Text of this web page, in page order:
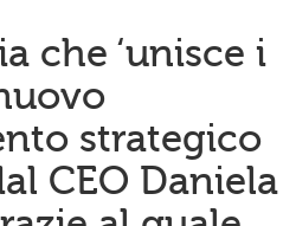
che ‘unisce i
strategico
CEO Daniela